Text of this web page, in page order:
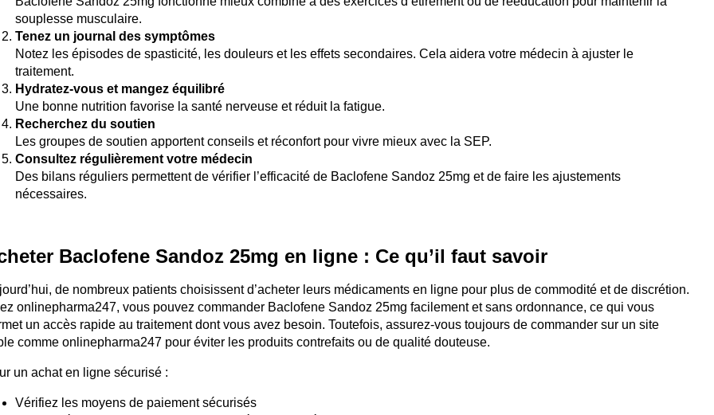
souplesse musculaire.
Tenez un journal des symptômes
Notez les épisodes de spasticité, les douleurs et les effets secondaires. Cela aidera votre médecin à ajuster le
traitement.
Hydratez-vous et mangez équilibré
Une bonne nutrition favorise la santé nerveuse et réduit la fatigue.
Recherchez du soutien
Les groupes de soutien apportent conseils et réconfort pour vivre mieux avec la SEP.
Consultez régulièrement votre médecin
Des bilans réguliers permettent de vérifier l’efficacité de Baclofene Sandoz 25mg et de faire les ajustements
nécessaires.
Baclofene Sandoz 25mg en ligne : Ce qu’il faut savoir
de nombreux patients choisissent d’acheter leurs médicaments en ligne pour plus de commodité et de discrétion.
onlinepharma247, vous pouvez commander Baclofene Sandoz 25mg facilement et sans ordonnance, ce qui vous
un accès rapide au traitement dont vous avez besoin. Toutefois, assurez-vous toujours de commander sur un site
comme onlinepharma247 pour éviter les produits contrefaits ou de qualité douteuse.
un achat en ligne sécurisé :
Vérifiez les moyens de paiement sécurisés